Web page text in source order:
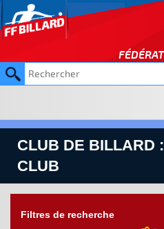
CLUB DE BILLARD
CLUB
Filtres de recherche